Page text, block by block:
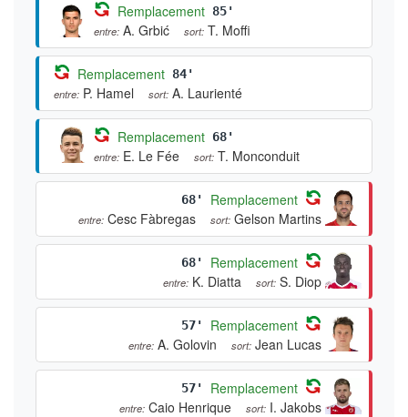
Remplacement 85'
entre: A. Grbić sort: T. Moffi
Remplacement 84'
entre: P. Hamel sort: A. Laurienté
Remplacement 68'
entre: E. Le Fée sort: T. Monconduit
68' Remplacement
entre: Cesc Fàbregas sort: Gelson Martins
68' Remplacement
entre: K. Diatta sort: S. Diop
57' Remplacement
entre: A. Golovin sort: Jean Lucas
57' Remplacement
entre: Caio Henrique sort: I. Jakobs